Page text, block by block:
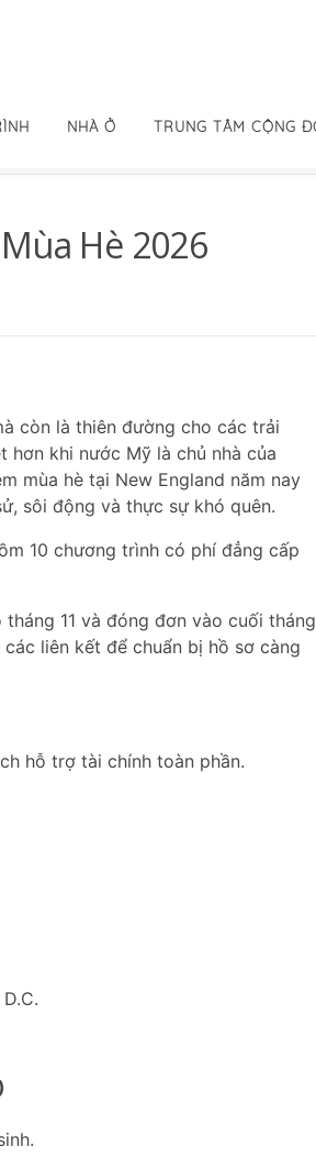
NHÀ Ở TRUNG TÂM CỘNG
Hè 2026
còn là thiên đường cho các trải
hơn khi nước Mỹ là chủ nhà của
mùa hè tại New England năm nay
sôi động và thực sự khó quên.
10 chương trình có phí đẳng cấp
11 và đóng đơn vào cuối tháng
liên kết để chuẩn bị hồ sơ càng
hỗ trợ tài chính toàn phần.